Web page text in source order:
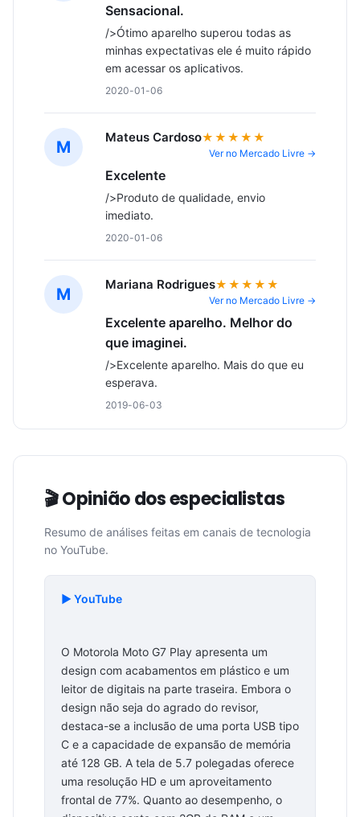
Sensacional.
/>Ótimo aparelho superou todas as
minhas expectativas ele é muito rápido
em acessar os aplicativos.
2020-01-06
M Mateus Cardoso★★★★★
Ver no Mercado Livre →
Excelente
/>Produto de qualidade, envio
imediato.
2020-01-06
M Mariana Rodrigues★★★★★
Ver no Mercado Livre →
Excelente aparelho. Melhor do
que imaginei.
/>Excelente aparelho. Mais do que eu
esperava.
2019-06-03
🎬 Opinião dos especialistas
Resumo de análises feitas em canais de tecnologia
no YouTube.
▶️ YouTube
O Motorola Moto G7 Play apresenta um
design com acabamentos em plástico e um
leitor de digitais na parte traseira. Embora o
design não seja do agrado do revisor,
destaca-se a inclusão de uma porta USB tipo
C e a capacidade de expansão de memória
até 128 GB. A tela de 5.7 polegadas oferece
uma resolução HD e um aproveitamento
frontal de 77%. Quanto ao desempenho, o